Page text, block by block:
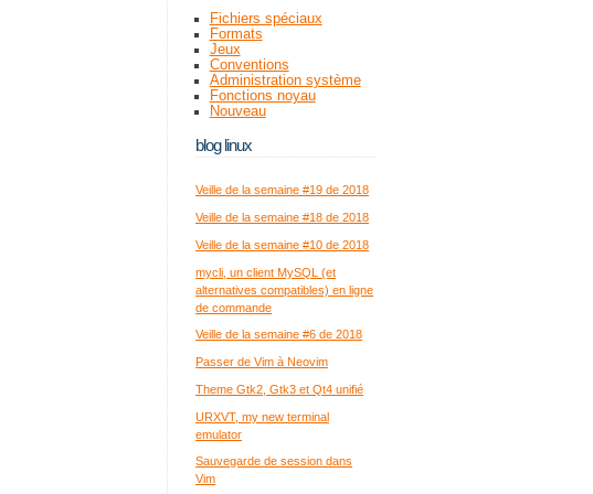
Fichiers spéciaux
Formats
Jeux
Conventions
Administration système
Fonctions noyau
Nouveau
blog linux
Veille de la semaine #19 de 2018
Veille de la semaine #18 de 2018
Veille de la semaine #10 de 2018
mycli, un client MySQL (et
alternatives compatibles) en ligne
de commande
Veille de la semaine #6 de 2018
Passer de Vim à Neovim
Theme Gtk2, Gtk3 et Qt4 unifié
URXVT, my new terminal
emulator
Sauvegarde de session dans
Vim